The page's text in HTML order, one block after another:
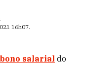
.
16h07.
salarial do